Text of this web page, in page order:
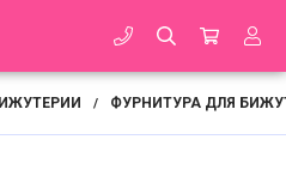
/ ФУРНИТУРА ДЛЯ